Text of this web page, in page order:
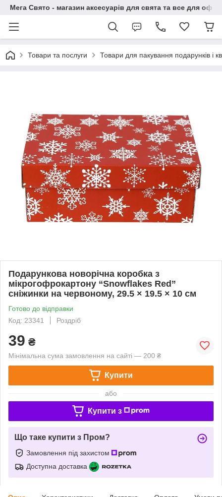
Мега Свято - магазин аксесуарів для свята та все для
Товари та послуги Товари для пакування подарунків і
Подарункова новорічна коробка з
мікрогофрокартону “Snowflakes Red”
сніжинки на червоному, 29.5 × 19.5 × 10 см
Готово до відправки
Код: 23341
Роздріб
39 ₴
Мінімальна сума замовлення на сайті — 200 ₴
Купити
або
Купити з
Що таке купити з Пром?
Замовлення під захистом
Доступна доставка